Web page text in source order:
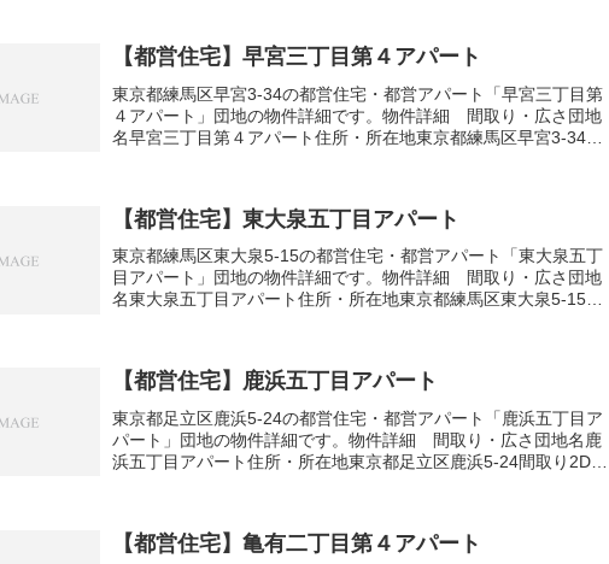
【都営住宅】早宮三丁目第４アパート
東京都練馬区早宮3-34の都営住宅・都営アパート「早宮三丁目第
４アパート」団地の物件詳細です。物件詳細 間取り・広さ団地
名早宮三丁目第４アパート住所・所在地東京都練馬区早宮3-34間
【都営住宅】東大泉五丁目アパート
東京都練馬区東大泉5-15の都営住宅・都営アパート「東大泉五丁
目アパート」団地の物件詳細です。物件詳細 間取り・広さ団地
名東大泉五丁目アパート住所・所在地東京都練馬区東大泉5-15間
【都営住宅】鹿浜五丁目アパート
東京都足立区鹿浜5-24の都営住宅・都営アパート「鹿浜五丁目ア
パート」団地の物件詳細です。物件詳細 間取り・広さ団地名鹿
浜五丁目アパート住所・所在地東京都足立区鹿浜5-24間取り2DK-
【都営住宅】亀有二丁目第４アパート